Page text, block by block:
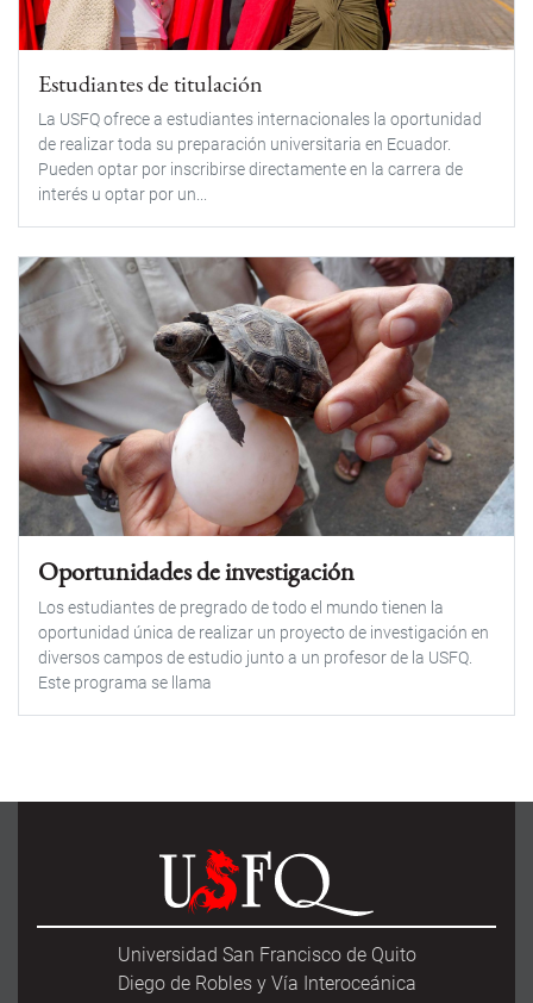
Estudiantes de titulación
La USFQ ofrece a estudiantes internacionales la oportunidad
de realizar toda su preparación universitaria en Ecuador.
Pueden optar por inscribirse directamente en la carrera de
interés u optar por un...
Oportunidades de investigación
Los estudiantes de pregrado de todo el mundo tienen la
oportunidad única de realizar un proyecto de investigación en
diversos campos de estudio junto a un profesor de la USFQ.
Este programa se llama
Universidad San Francisco de Quito
Diego de Robles y Vía Interoceánica